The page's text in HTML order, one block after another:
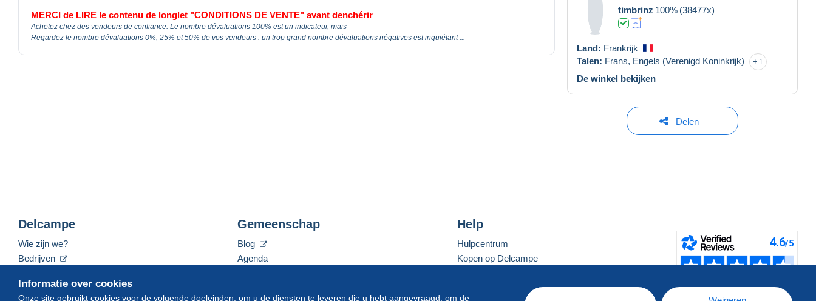
MERCI de LIRE le contenu de longlet "CONDITIONS DE VENTE" avant denchérir
Achetez chez des vendeurs de confiance: Le nombre dévaluations 100% est un indicateur, mais
Regardez le nombre dévaluations 0%, 25% et 50% de vos vendeurs : un trop grand nombre dévaluations négatives est inquiétant ...
timbrinz 100% (38477x)
Land: Frankrijk
Talen: Frans, Engels (Verenigd Koninkrijk) 1
De winkel bekijken
Delen
Informatie over cookies
Onze site gebruikt cookies voor de volgende doeleinden: om u de diensten te leveren die u hebt aangevraagd, om de
Delcampe
Wie zijn we?
Bedrijven
Neem contact met ons op
Gemeenschap
Blog
Agenda
Help
Hulpcentrum
Kopen op Delcampe
Een beveiligde website